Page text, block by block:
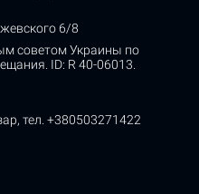
6/8
советом Украины по
ID: R 40-06013.
тел. +380503271422